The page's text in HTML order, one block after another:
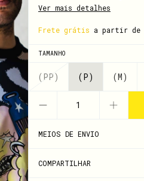
Ver mais detalhes
Frete grátis a partir de
TAMANHO
(PP) (P) (M)
MEIOS DE ENVIO
COMPARTILHAR